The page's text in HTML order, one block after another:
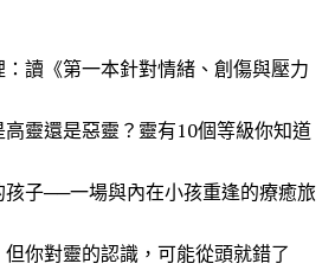
讀《第一本針對情緒、創傷與壓力
靈還是惡靈？靈有10個等級你知道
子──一場與內在小孩重逢的療癒旅
你對靈的認識，可能從頭就錯了